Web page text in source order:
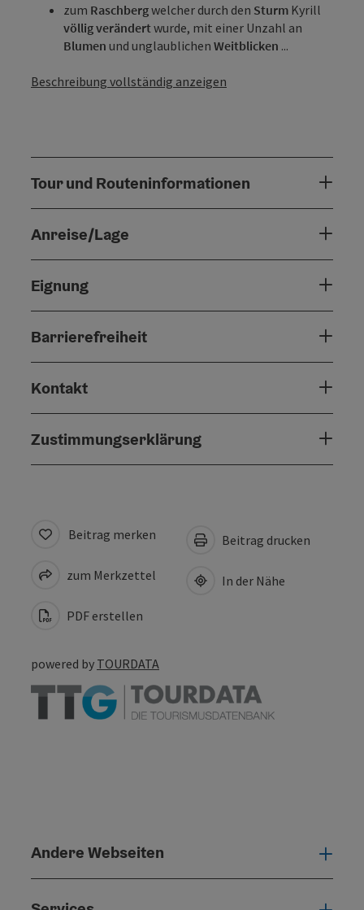
zum Raschbergwelcher durch den Sturm Kyrill
völlig verändertwurde, mit einer Unzahl an
Blumen und unglaublichen Weitblicken ...
Beschreibung vollständig anzeigen
Tour und Routeninformationen
Anreise/Lage
Eignung
Barrierefreiheit
Kontakt
Zustimmungserklärung
Beitrag merken
zum Merkzettel
PDF erstellen
Beitrag drucken
In der Nähe
powered by TOURDATA
Andere Webseiten